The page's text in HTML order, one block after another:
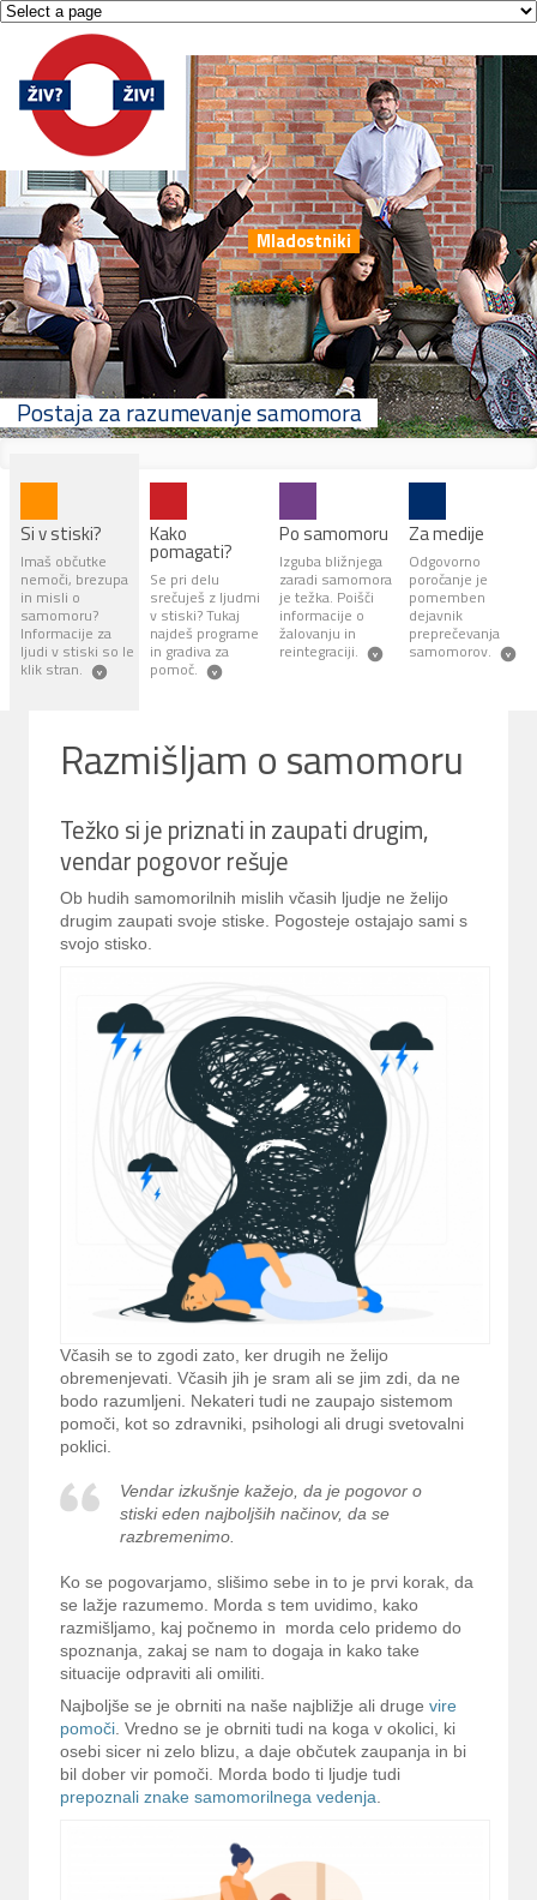
Postaja za razumevanje samomora
Mladostniki
Si v stiski?
Imaš občutke
nemoči, brezupa
in misli o
samomoru?
Informacije za
ljudi v stiski so le
klik stran.
Kako
pomagati?
Se pri delu
srečuješ z ljudmi
v stiski? Tukaj
najdeš programe
in gradiva za
pomoč.
Po samomoru
Izguba bližnjega
zaradi samomora
je težka. Poišči
informacije o
žalovanju in
reintegraciji.
Za medije
Odgovorno
poročanje je
pomemben
dejavnik
preprečevanja
samomorov.
Razmišljam o samomoru
Težko si je priznati in zaupati drugim,
vendar pogovor rešuje
Ob hudih samomorilnih mislih včasih ljudje ne želijo
drugim zaupati svoje stiske. Pogosteje ostajajo sami s
svojo stisko.
Včasih se to zgodi zato, ker drugih ne želijo
obremenjevati. Včasih jih je sram ali se jim zdi, da ne
bodo razumljeni. Nekateri tudi ne zaupajo sistemom
pomoči, kot so zdravniki, psihologi ali drugi svetovalni
poklici.
Vendar izkušnje kažejo, da je pogovor o
stiski eden najboljših načinov, da se
razbremenimo.
Ko se pogovarjamo, slišimo sebe in to je prvi korak, da
se lažje razumemo. Morda s tem uvidimo, kako
razmišljamo, kaj počnemo in morda celo pridemo do
spoznanja, zakaj se nam to dogaja in kako take
situacije odpraviti ali omiliti.
Najboljše se je obrniti na naše najbližje ali drugevire
pomoči. Vredno se je obrniti tudi na koga v okolici, ki
osebi sicer ni zelo blizu, a daje občutek zaupanja in bi
bil dober vir pomoči. Morda bodo ti ljudje tudi
prepoznali znake samomorilnega vedenja.